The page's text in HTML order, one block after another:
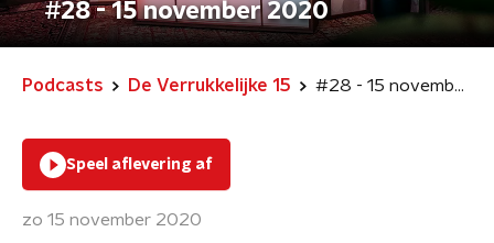
#28 - 15 november 2020
Podcasts De Verrukkelijke 15 #28 - 15 november 2020
Speel aflevering af
zo 15 november 2020